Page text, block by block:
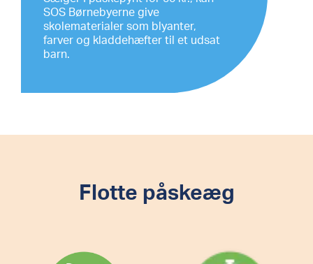
SOS Børnebyerne give
skolematerialer som blyanter,
farver og kladdehæfter til et udsat
barn.
Flotte påskeæg